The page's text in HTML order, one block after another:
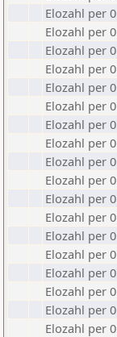
Elozahl per
Elozahl per
Elozahl per
Elozahl per
Elozahl per
Elozahl per
Elozahl per
Elozahl per
Elozahl per
Elozahl per
Elozahl per
Elozahl per
Elozahl per
Elozahl per
Elozahl per
Elozahl per
Elozahl per
Elozahl per